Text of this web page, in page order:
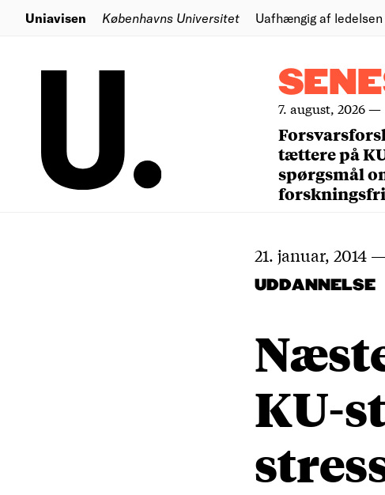
Uniavisen Københavns Universitet Uafhængig af ledelsen
7. august, 2026—
tættere på
spørgsmål
21. januar, 2014 —
UDDANNELSE
KU-